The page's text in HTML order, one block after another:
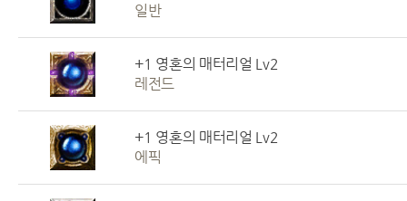
일반
+1 영혼의 매터리얼 Lv2
레전드
+1 영혼의 매터리얼 Lv2
에픽